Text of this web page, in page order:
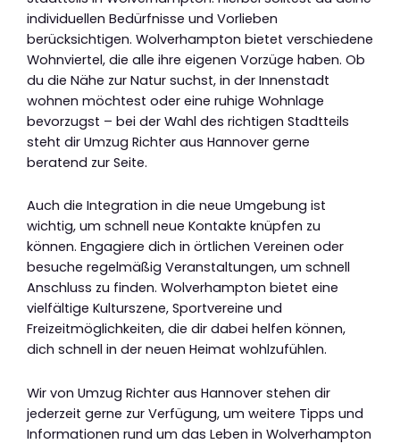
individuellen Bedürfnisse und Vorlieben
berücksichtigen. Wolverhampton bietet verschiedene
Wohnviertel, die alle ihre eigenen Vorzüge haben. Ob
du die Nähe zur Natur suchst, in der Innenstadt
wohnen möchtest oder eine ruhige Wohnlage
bevorzugst – bei der Wahl des richtigen Stadtteils
steht dir Umzug Richter aus Hannover gerne
beratend zur Seite.
Auch die Integration in die neue Umgebung ist
wichtig, um schnell neue Kontakte knüpfen zu
können. Engagiere dich in örtlichen Vereinen oder
besuche regelmäßig Veranstaltungen, um schnell
Anschluss zu finden. Wolverhampton bietet eine
vielfältige Kulturszene, Sportvereine und
Freizeitmöglichkeiten, die dir dabei helfen können,
dich schnell in der neuen Heimat wohlzufühlen.
Wir von Umzug Richter aus Hannover stehen dir
jederzeit gerne zur Verfügung, um weitere Tipps und
Informationen rund um das Leben in Wolverhampton